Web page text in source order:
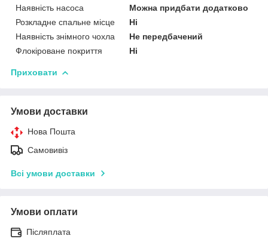
Наявність насоса
Можна придбати додатково
Розкладне спальне місце
Ні
Наявність знімного чохла
Не передбачений
Флокіроване покриття
Ні
Приховати
Умови доставки
Нова Пошта
Самовивіз
Всі умови доставки
Умови оплати
Післяплата